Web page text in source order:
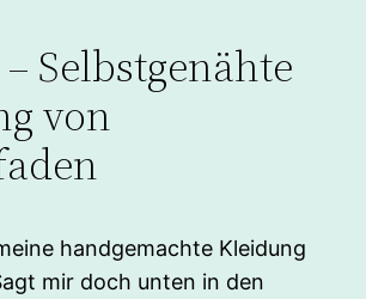
Selbstgenähte
von
handgemachte Kleidung
mir doch unten in den